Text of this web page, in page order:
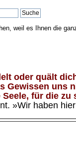
weil es Ihnen die
oder quält
Gewissen
für die
»Wir haben